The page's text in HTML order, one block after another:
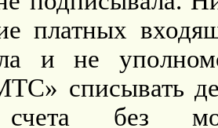
платных
и не
списывать
счета без